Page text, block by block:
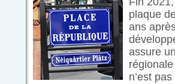
plaque
ans
assure
n’est